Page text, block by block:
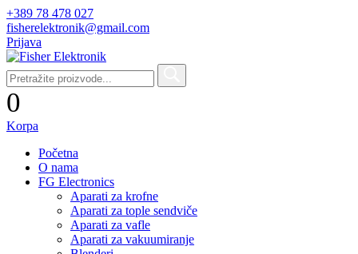
+389 78 478 027
fisherelektronik@gmail.com
Prijava
0
Korpa
Početna
O nama
FG Electronics
Aparati za krofne
Aparati za tople sendviče
Aparati za vafle
Aparati za vakuumiranje